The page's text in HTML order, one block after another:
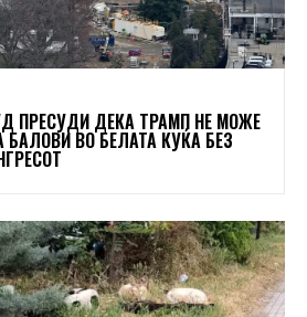
ПРЕСУДИ ДЕКА ТРАМП НЕ МОЖЕ
ВО БЕЛАТА КУЌА БЕЗ